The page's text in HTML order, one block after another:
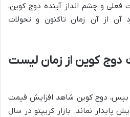
و چشم انداز آینده دوج کوین،
آن از آن زمان تاکنون و تحولات
دوج کوین از زمان لیست
دوج کوین شاهد افزایش قیمت
پایدار نماند. بازار کریپتو در سال